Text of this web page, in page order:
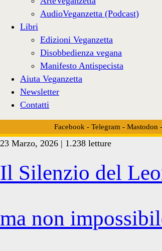
AudioVeganzetta (Podcast)
Libri
Edizioni Veganzetta
Disobbedienza vegana
Manifesto Antispecista
Aiuta Veganzetta
Newsletter
Contatti
Facebook - Telegram - Mastodon -
Categoria:
<span>Lettere
23 Marzo, 2026 | 1.238 letture
Il Silenzio del
ma non